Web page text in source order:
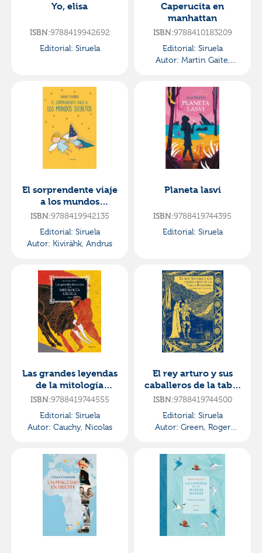
Yo, elisa
ISBN:9788419942692
Editorial: Siruela
Caperucita en
manhattan
ISBN:9788410183209
Editorial: Siruela
Autor: Martin Gaite,
El sorprendente viaje
a los mundos
secretos
ISBN:9788419942135
Editorial: Siruela
Autor: Kivirähk, Andrus
Planeta lasvi
ISBN:9788419744395
Editorial: Siruela
Las grandes leyendas
de la mitología
griega
ISBN:9788419744555
Editorial: Siruela
Autor: Cauchy, Nicolas
El rey arturo y sus
caballeros de la tabla
redonda
ISBN:9788419744500
Editorial: Siruela
Autor: Green, Roger